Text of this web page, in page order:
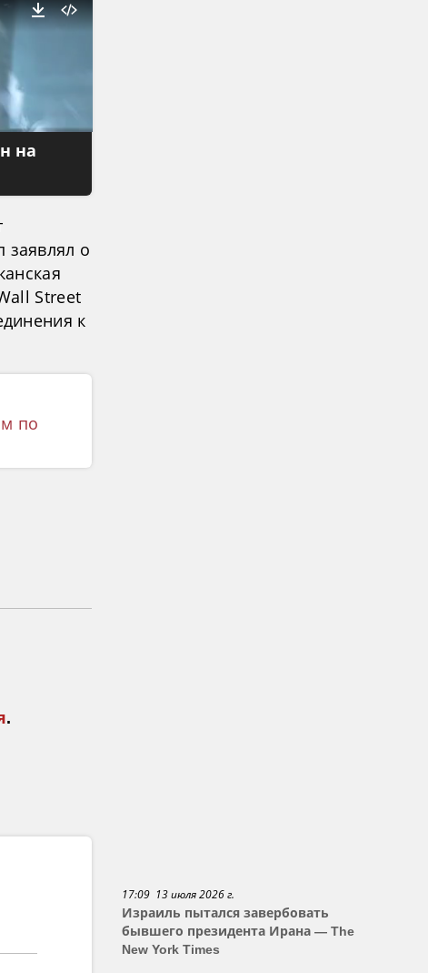
на
о
Street
к
по
.
17:09 13 июля 2026 г.
Израиль пытался завербовать
бывшего президента Ирана — The
New York Times